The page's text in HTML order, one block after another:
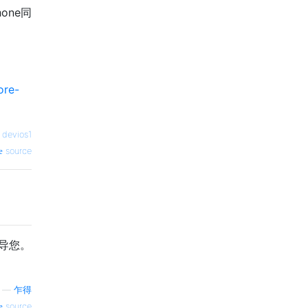
同
devios1
source
您。
乍得